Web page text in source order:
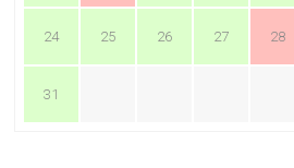
24 25 26 27 28
31